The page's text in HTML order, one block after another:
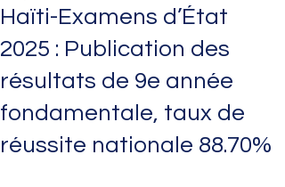
Haïti-Examens d’État
2025 : Publication des
résultats de 9e année
fondamentale, taux de
réussite nationale 88.70%